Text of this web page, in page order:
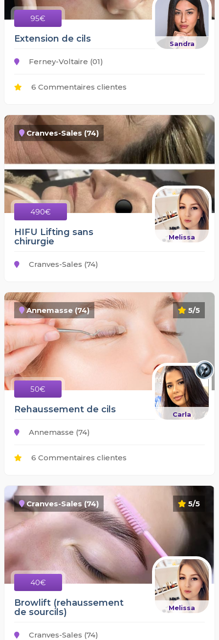
95€
Sandra
Extension de cils
Ferney-Voltaire (01)
6 Commentaires clientes
Cranves-Sales (74)
490€
Melissa
HIFU Lifting sans
chirurgie
Cranves-Sales (74)
5/5
Annemasse (74)
50€
Carla
Rehaussement de cils
Annemasse (74)
6 Commentaires clientes
5/5
Cranves-Sales (74)
40€
Melissa
Browlift (rehaussement
de sourcils)
Cranves-Sales (74)